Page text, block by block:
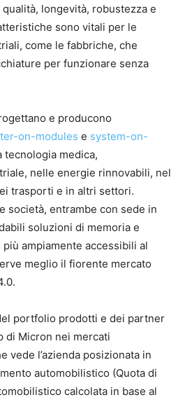
longevità, robustezza e
sono vitali per le
come le fabbriche, che
per funzionare senza
e producono
on-modules e system-on-
tecnologia medica,
nelle energie rinnovabili, nel
trasporti e in altri settori.
società, entrambe con sede in
soluzioni di memoria e
ampiamente accessibili al
meglio il fiorente mercato
portfolio prodotti e dei partner
di Micron nei mercati
vede l’azienda posizionata in
automobilistico (Quota di
calcolata in base al